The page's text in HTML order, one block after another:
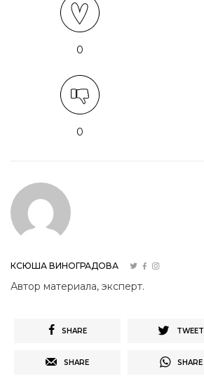
0
0
КСЮША ВИНОГРАДОВА
Автор материала, эксперт.
SHARE TWEET
SHARE SHARE